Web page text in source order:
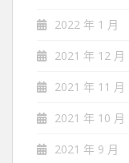
2022 年 1 月
2021 年 12 月
2021 年 11 月
2021 年 10 月
2021 年 9 月